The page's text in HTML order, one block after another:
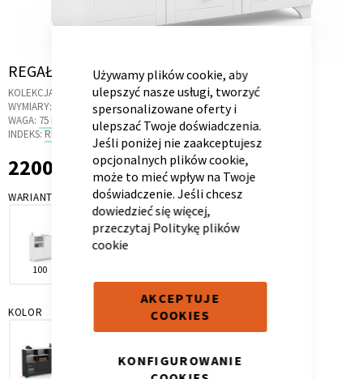
Używamy plików cookie, aby
ulepszyć nasze usługi, tworzyć
spersonalizowane oferty i
ulepszać Twoje doświadczenia.
Jeśli poniżej nie zaakceptujesz
opcjonalnych plików cookie,
może to mieć wpływ na Twoje
doświadczenie. Jeśli chcesz
dowiedzieć się więcej,
przeczytaj Politykę plików
cookie
AKCEPTUJE
COOKIES
KONFIGUROWANIE
Skip
the
beginning
of
images
REGAŁ NISKI 150 SIMPLE WHITE
KOLEKCJA:
SIMPLE WHITE
WYMIARY:
154 X 44 X 104 CM
WAGA: 75 KG
INDEKS: RL.31
2 200,00 zł
2200,00 zł
WARIANT
100
KOLOR
Kontenerek Półka i szafka wisząca